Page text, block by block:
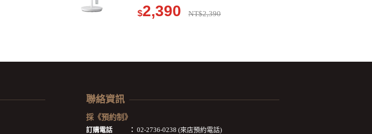
$2,390 NT$2,390
聯絡資訊
採《預約制》
訂購電話 ： 02-2736-0238 (來店預約電話)